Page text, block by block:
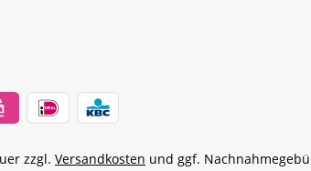
zzgl. Versandkosten und ggf.